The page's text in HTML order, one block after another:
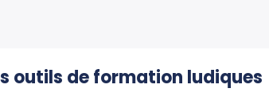
outils de formation ludiques